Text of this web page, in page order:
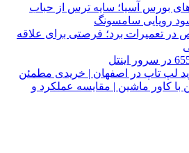
بورس آسیا؛ سایه ترس از حباب
رویایی سامسونگ
در تعمیرات برد؛ فرصتی برای علاقه
لپ تاپ در اصفهان | خریدی مطمئن
با کاور ماشین | مقایسه عملکرد و